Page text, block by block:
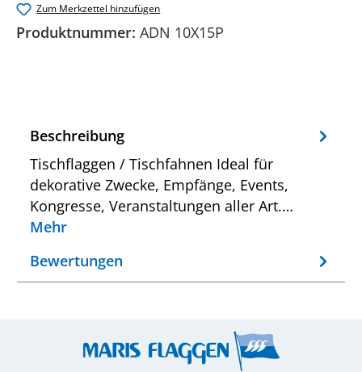
Zum Merkzettel hinzufügen
Produktnummer: ADN 10X15P
Beschreibung
Tischflaggen / Tischfahnen Ideal für
dekorative Zwecke, Empfänge, Events,
Kongresse, Veranstaltungen aller Art.…
Mehr
Bewertungen